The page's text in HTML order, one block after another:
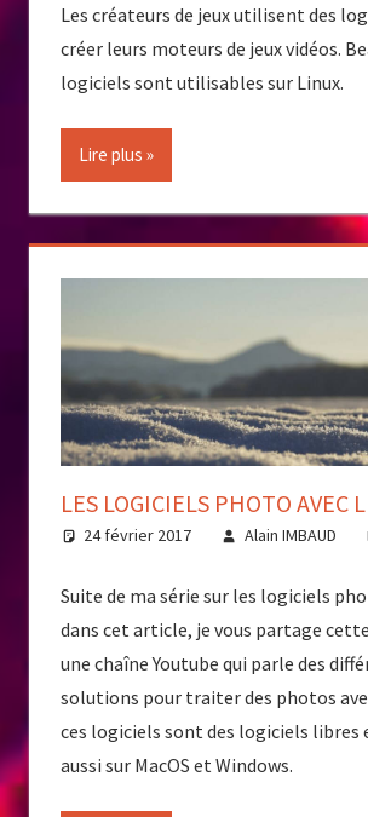
Les créateurs de jeux utilisent des
créer leurs moteurs de jeux vidéos.
logiciels sont utilisables sur Linux.
Lire plus
LES LOGICIELS PHOTO AVEC
24 février 2017 Alain IMBAUD
Suite de ma série sur les logiciels
dans cet article, je vous partage
une chaîne Youtube qui parle des
solutions pour traiter des photos
ces logiciels sont des logiciels
aussi sur MacOS et Windows.